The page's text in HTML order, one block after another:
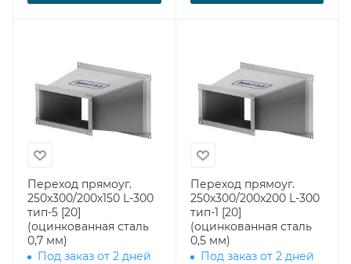
Переход прямоуг.
250х300/200х150 L-300
тип-5 [20]
(оцинкованная сталь
0,7 мм)
Под заказ от 2 дней
Переход прямоуг.
250х300/200х200 L-300
тип-1 [20]
(оцинкованная сталь
0,5 мм)
Под заказ от 2 дней